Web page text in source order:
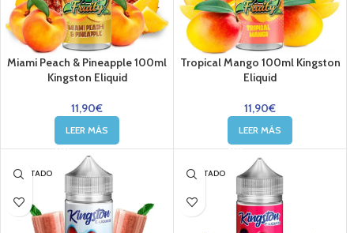
Miami Peach & Pineapple 100ml
Kingston Eliquid
11,90€
LEER MÁS
Tropical Mango 100ml Kingston
Eliquid
11,90€
LEER MÁS
AGOTADO AGOTADO